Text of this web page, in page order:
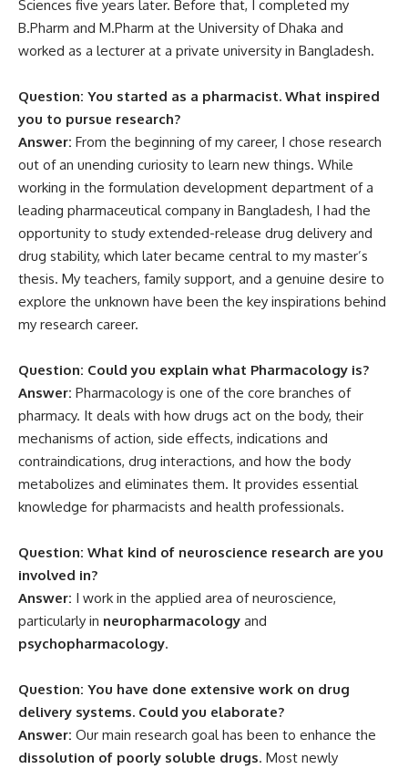
Sciences five years later. Before that, I completed my
B.Pharm and M.Pharm at the University of Dhaka and
worked as a lecturer at a private university in Bangladesh.
Question: You started as a pharmacist. What inspired
you to pursue research?
Answer: From the beginning of my career, I chose research
out of an unending curiosity to learn new things. While
working in the formulation development department of a
leading pharmaceutical company in Bangladesh, I had the
opportunity to study extended-release drug delivery and
drug stability, which later became central to my master’s
thesis. My teachers, family support, and a genuine desire to
explore the unknown have been the key inspirations behind
my research career.
Question: Could you explain what Pharmacology is?
Answer: Pharmacology is one of the core branches of
pharmacy. It deals with how drugs act on the body, their
mechanisms of action, side effects, indications and
contraindications, drug interactions, and how the body
metabolizes and eliminates them. It provides essential
knowledge for pharmacists and health professionals.
Question: What kind of neuroscience research are you
involved in?
Answer: I work in the applied area of neuroscience,
particularly in neuropharmacology and
psychopharmacology.
Question: You have done extensive work on drug
delivery systems. Could you elaborate?
Answer: Our main research goal has been to enhance the
dissolution of poorly soluble drugs. Most newly